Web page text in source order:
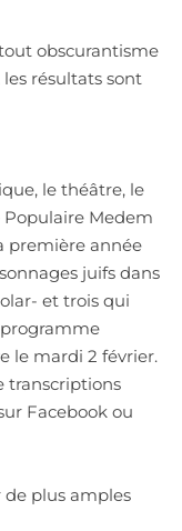
obscurantisme
les résultats sont
le théâtre, le
Populaire Medem
première année
juifs dans
et trois qui
le mardi 2 février.
transcriptions
Facebook ou
de plus amples